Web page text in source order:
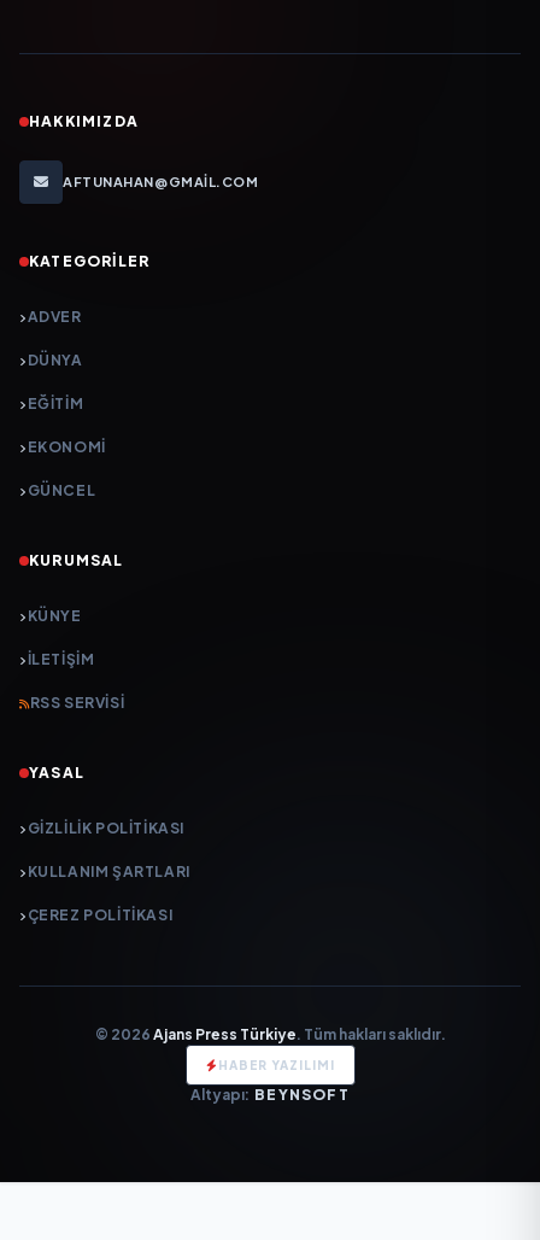
HAKKIMIZDA
AFTUNAHAN@GMAIL.COM
KATEGORILER
ADVER
DÜNYA
EĞİTİM
EKONOMİ
GÜNCEL
KURUMSAL
KÜNYE
İLETIŞIM
RSS SERVISI
YASAL
GIZLILIK POLITIKASI
KULLANIM ŞARTLARI
ÇEREZ POLITIKASI
© 2026 Ajans Press Türkiye. Tüm hakları saklıdır.
HABER YAZILIMI
Altyapı: BEYNSOFT